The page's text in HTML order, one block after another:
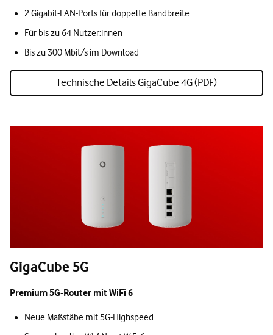
2 Gigabit-LAN-Ports für doppelte Bandbreite
Für bis zu 64 Nutzer:innen
Bis zu 300 Mbit/s im Download
Technische Details GigaCube 4G (PDF)
GigaCube 5G
Premium 5G-Router mit WiFi 6
Neue Maßstäbe mit 5G-Highspeed